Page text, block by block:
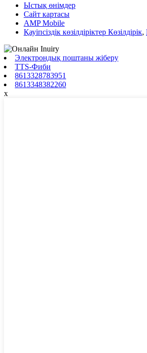
Ыстық өнімдер
Сайт картасы
AMP Mobile
Қауіпсіздік көзілдіріктер Көзілдірік,
Электрондық поштаны жіберу
TTS-Фиби
8613328783951
8613348382260
x